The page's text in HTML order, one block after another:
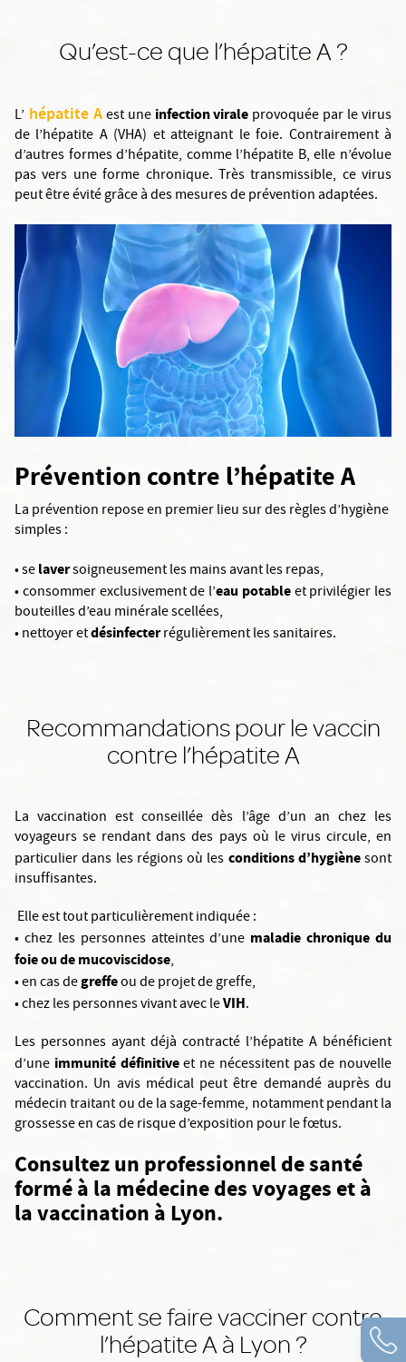
Qu’est-ce que l’hépatite A ?
L’ hépatite Aest uneinfection virale provoquée par le virus
de l’hépatite A (VHA) et atteignant le foie. Contrairement à
d’autres formes d’hépatite, comme l’hépatite B, elle n’évolue
pas vers une forme chronique. Très transmissible, ce virus
peut être évité grâce à des mesures de prévention adaptées.
Prévention contre l’hépatite A
La prévention repose en premier lieu sur des règles d’hygiène
simples :
• selaversoigneusement les mains avant les repas,
• consommer exclusivement de l’eau potableet privilégier les
bouteilles d’eau minérale scellées,
• nettoyer etdésinfecterrégulièrement les sanitaires.
Recommandations pour le vaccin
contre l’hépatite A
La vaccination est conseillée dès l’âge d’un an chez les
voyageurs se rendant dans des pays où le virus circule, en
particulier dans les régions où les conditions d’hygiènesont
insuffisantes.
Elle est tout particulièrement indiquée :
• chez les personnes atteintes d’une maladie chronique du
foie ou de mucoviscidose,
• en cas degreffeou de projet de greffe,
• chez les personnes vivant avec leVIH.
Les personnes ayant déjà contracté l’hépatite A bénéficient
d’une immunité définitiveet ne nécessitent pas de nouvelle
vaccination. Un avis médical peut être demandé auprès du
médecin traitant ou de la sage-femme, notamment pendant la
grossesse en cas de risque d’exposition pour le fœtus.
Consultez un professionnel de santé
formé à la médecine des voyages et à
la vaccination à Lyon.
Comment se faire vacciner contre
l’hépatite A à Lyon ?